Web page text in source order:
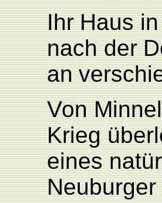
Ihr Haus in
nach der
an
Von
Krieg
eines
Neuburger